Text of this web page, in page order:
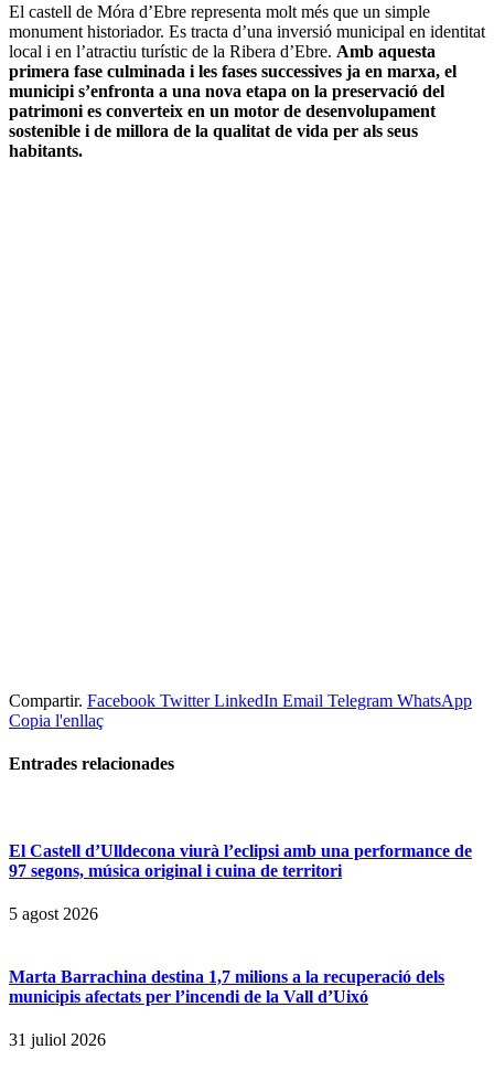
El castell de Móra d’Ebre representa molt més que un simple
monument historiador. Es tracta d’una inversió municipal en identitat
local i en l’atractiu turístic de la Ribera d’Ebre. Amb aquesta
primera fase culminada i les fases successives ja en marxa, el
municipi s’enfronta a una nova etapa on la preservació del
patrimoni es converteix en un motor de desenvolupament
sostenible i de millora de la qualitat de vida per als seus
habitants.
Compartir. Facebook Twitter LinkedIn Email Telegram WhatsApp
Copia l'enllaç
Entrades relacionades
El Castell d’Ulldecona viurà l’eclipsi amb una performance de
97 segons, música original i cuina de territori
5 agost 2026
Marta Barrachina destina 1,7 milions a la recuperació dels
municipis afectats per l’incendi de la Vall d’Uixó
31 juliol 2026